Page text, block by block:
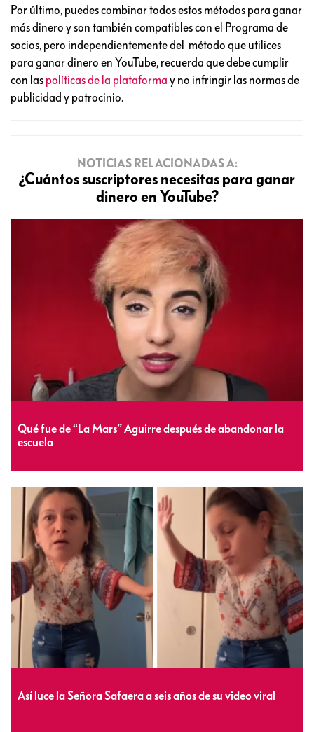
Por último, puedes combinar todos estos métodos para ganar
más dinero y son también compatibles con el Programa de
socios, pero independientemente del método que utilices
para ganar dinero en YouTube, recuerda que debe cumplir
con las políticas de la plataforma y no infringir las normas de
publicidad y patrocinio.
NOTICIAS RELACIONADAS A:
¿Cuántos suscriptores necesitas para ganar
dinero en YouTube?
Qué fue de “La Mars” Aguirre después de abandonar la
escuela
Así luce la Señora Safaera a seis años de su video viral